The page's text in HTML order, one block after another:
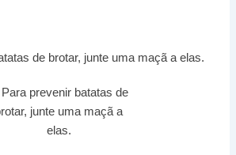
de brotar, junte uma maçã a elas.